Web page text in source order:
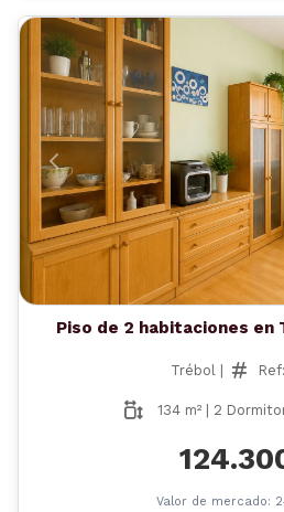
Anterior
Piso de 2 habitaciones en
Trébol |
134 m² | 2
Valor de mercado: